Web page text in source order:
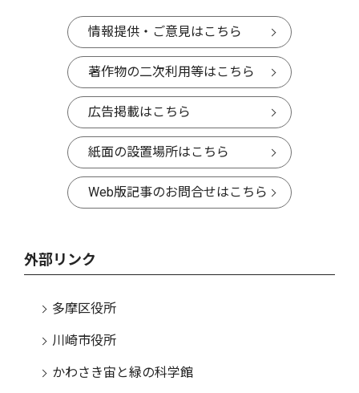
情報提供・ご意見はこちら
著作物の二次利用等はこちら
広告掲載はこちら
紙面の設置場所はこちら
Web版記事のお問合せはこちら
外部リンク
多摩区役所
川崎市役所
かわさき宙と緑の科学館